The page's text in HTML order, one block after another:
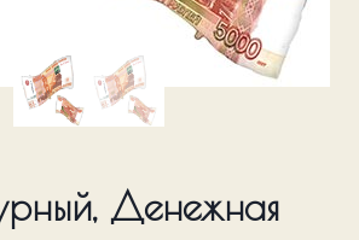
Денежная